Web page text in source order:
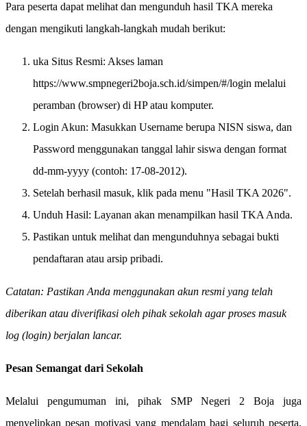
​Para peserta dapat melihat dan mengunduh hasil TKA mereka
dengan mengikuti langkah-langkah mudah berikut:
uka Situs Resmi: Akses laman
https://www.smpnegeri2boja.sch.id/simpen/#/login melalui
peramban (browser) di HP atau komputer.
Login Akun: Masukkan Username berupa NISN siswa, dan
Password menggunakan tanggal lahir siswa dengan format
dd-mm-yyyy (contoh: 17-08-2012).
Setelah berhasil masuk, klik pada menu "Hasil TKA 2026".
Unduh Hasil: Layanan akan menampilkan hasil TKA Anda.
Pastikan untuk melihat dan mengunduhnya sebagai bukti
pendaftaran atau arsip pribadi.
Catatan: Pastikan Anda menggunakan akun resmi yang telah
diberikan atau diverifikasi oleh pihak sekolah agar proses masuk
log (login) berjalan lancar.
Pesan Semangat dari Sekolah
​Melalui pengumuman ini, pihak SMP Negeri 2 Boja juga
menyelipkan pesan motivasi yang mendalam bagi seluruh peserta.